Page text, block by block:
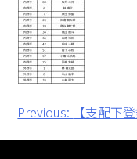
投
稿
Previous: 【支配下